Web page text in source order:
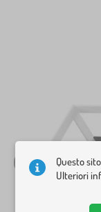
Questo
Ulteriori